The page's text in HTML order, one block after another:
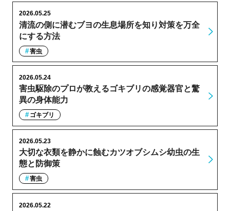
清流の側に潜むブヨの生息場所を知り対策を万全
にする方法
2026.05.25
害虫
害虫駆除のプロが教えるゴキブリの感覚器官と驚
異の身体能力
2026.05.24
ゴキブリ
大切な衣類を静かに蝕むカツオブシムシ幼虫の生
態と防御策
2026.05.23
害虫
2026.05.22